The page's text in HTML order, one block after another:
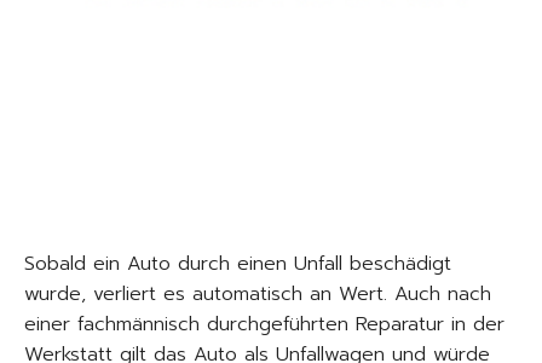
Sobald ein Auto durch einen Unfall beschädigt
wurde, verliert es automatisch an Wert. Auch nach
einer fachmännisch durchgeführten Reparatur in der
Werkstatt gilt das Auto als Unfallwagen und würde